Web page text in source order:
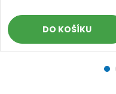
DO KOŠÍKU